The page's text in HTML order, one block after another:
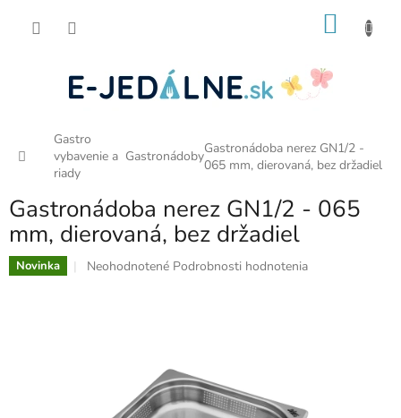
Domov
Gastro
vybavenie a
riady
GastronádobyGastronádoba nerez GN1/2 -
065 mm, dierovaná, bez držadiel
Gastronádoba nerez GN1/2 - 065
mm, dierovaná, bez držadiel
Novinka
Priemerné
hviezdičiek.
Neohodnotené Podrobnosti hodnotenia